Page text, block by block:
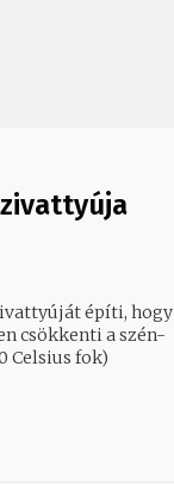
építi, hogy
csökkenti a szén-